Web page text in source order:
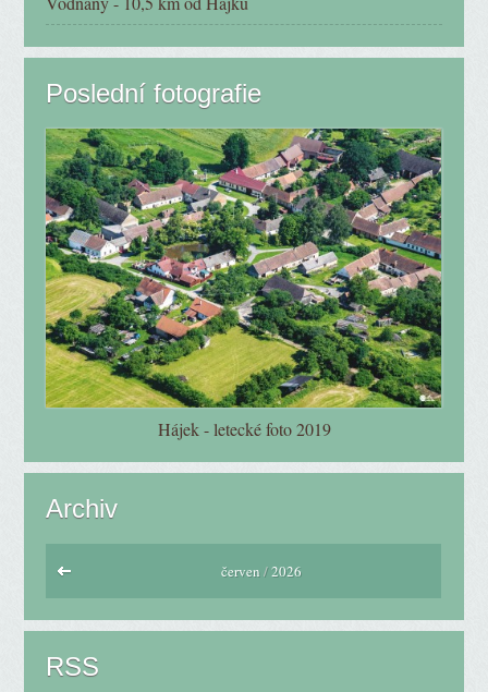
Poslední fotografie
Hájek - letecké foto 2019
Archiv
červen /2026
RSS